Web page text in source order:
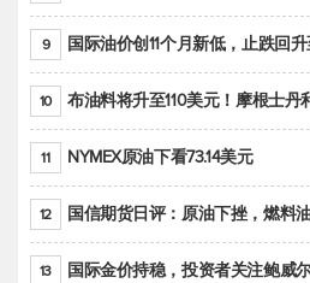
9 国际油价创11个月新低，止跌回
10 布油料将升至110美元！摩根士丹利
11 NYMEX原油下看73.14美元
12 国信期货日评：原油下挫，燃料
13 国际金价持稳，投资者关注鲍威